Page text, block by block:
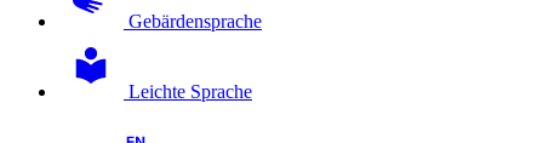
Gebärdensprache
Leichte Sprache